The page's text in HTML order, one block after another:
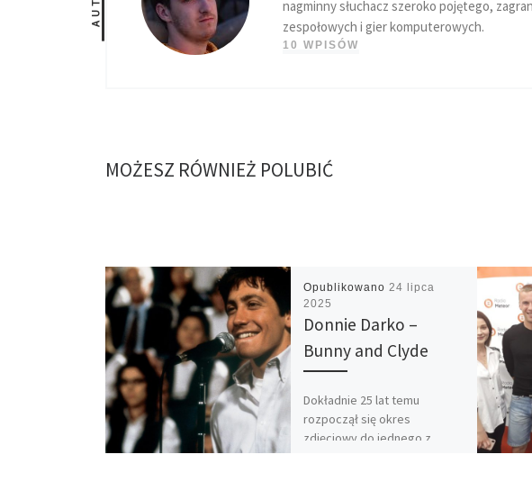
nagminny słuchacz szeroko pojętego,
zespołowych i gier komputerowych.
10 WPISÓW
MOŻESZ RÓWNIEŻ POLUBIĆ
Opublikowano24 lipca
2025
Donnie Darko –
Bunny and Clyde
Dokładnie 25 lat temu
rozpoczął się okres
zdjęciowy do jednego z